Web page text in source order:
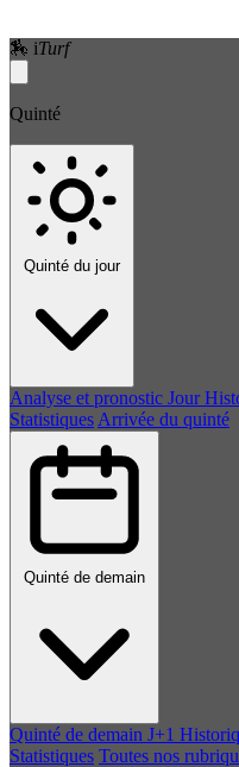
🏇 iTurf
Quinté
Quinté du jour
Analyse et pronostic Jour
Statistiques Arrivée du quinté
Quinté de demain
Quinté de demain J+1
Statistiques Toutes nos